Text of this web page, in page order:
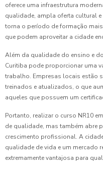
oferece uma infraestrutura
qualidade, ampla oferta cultural
torna o período de formação
que podem aproveitar a cidade
Além da qualidade do ensino e
Curitiba pode proporcionar uma
trabalho. Empresas locais estão
treinados e atualizados, o que
aqueles que possuem um
Portanto, realizar o curso NR10
de qualidade, mas também abre
crescimento profissional. A
qualidade de vida e um mercado
extremamente vantajosa para